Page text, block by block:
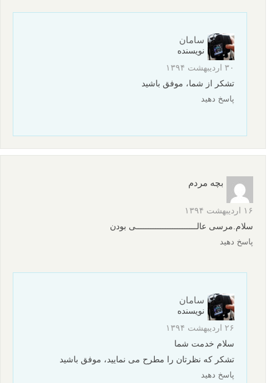
سامان
نویسنده
۳۰ اردیبهشت ۱۳۹۴
تشکر از شما، موفق باشید
پاسخ دهید
بچه مردم
۱۶ اردیبهشت ۱۳۹۴
سلام.مرسی عالـــــــــــــــــــــــــی بودن
پاسخ دهید
سامان
نویسنده
۲۶ اردیبهشت ۱۳۹۴
سلام خدمت شما
تشکر که نظرتان را مطرح می نمایید، موفق باشید
پاسخ دهید